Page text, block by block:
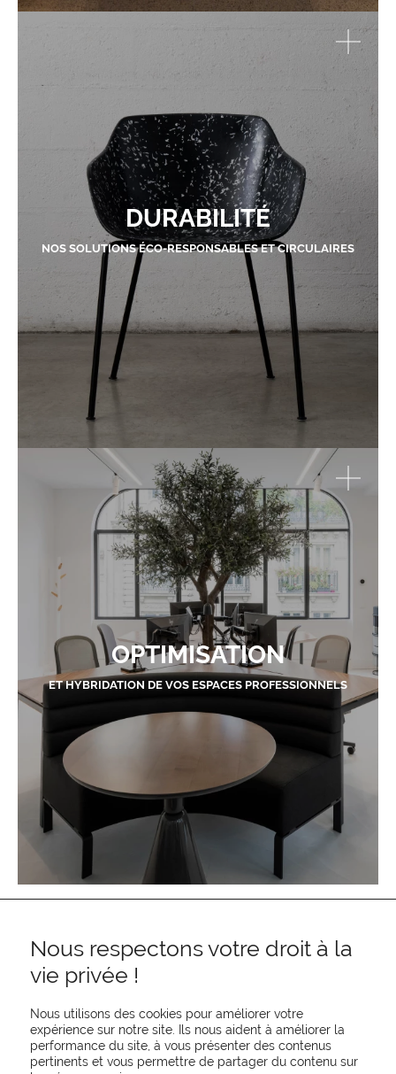
DURABILITÉ
NOS SOLUTIONS ÉCO-RESPONSABLES ET CIRCULAIRES
OPTIMISATION
ET HYBRIDATION DE VOS ESPACES PROFESSIONNELS
REJOIGNEZ-NOUS
Nous respectons votre droit à la
vie privée !
Nous utilisons des cookies pour améliorer votre
expérience sur notre site. Ils nous aident à améliorer la
performance du site, à vous présenter des contenus
pertinents et vous permettre de partager du contenu sur